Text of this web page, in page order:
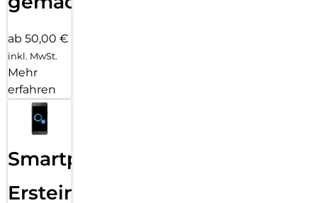
ab 50,00 €
inkl. MwSt.
Mehr
erfahren
Smartphone
Ersteinrichtung